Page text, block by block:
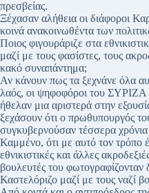
πρεσβείας.
Ξέχασαν αλήθεια οι διάφοροι
κοινά ανακοινωθέντα των
Ποιος φιγουράριζε στα
μαζί με τους φασίστες, τους
κακό συναπάντημα;
Αν κάνουν πως τα ξεχνάνε όλα
λαός, οι ψηφοφόροι του
ήθελαν μια αριστερά στην
ξεχάσουν ότι ο πρωθυπουργός
συγκυβερνούσαν τέσσερα
Καμμένο, ότι με αυτό τον τρόπο
εθνικιστικές και άλλες
βουλευτές του φωτογραφίζονταν
Καστελόριζο μαζί με τους ναζί